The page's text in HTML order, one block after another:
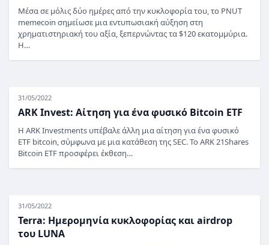
Μέσα σε μόλις δύο ημέρες από την κυκλοφορία του, το PNUT
memecoin σημείωσε μια εντυπωσιακή αύξηση στη
χρηματιστηριακή του αξία, ξεπερνώντας τα $120 εκατομμύρια.
Η…
31/05/2022
ARK Invest: Αίτηση για ένα φυσικό Bitcoin ETF
Η ARK Investments υπέβαλε άλλη μια αίτηση για ένα φυσικό
ETF bitcoin, σύμφωνα με μια κατάθεση της SEC. Το ARK 21Shares
Bitcoin ETF προσφέρει έκθεση…
31/05/2022
Terra: Ημερομηνία κυκλοφορίας και airdrop
του LUNA